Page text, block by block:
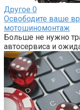
Другое 0
Освободите ваше
мотошиномонтаж
Больше не нужно
автосервиса и